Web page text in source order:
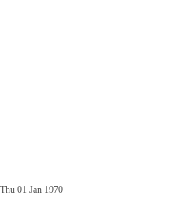
Thu 01 Jan 1970